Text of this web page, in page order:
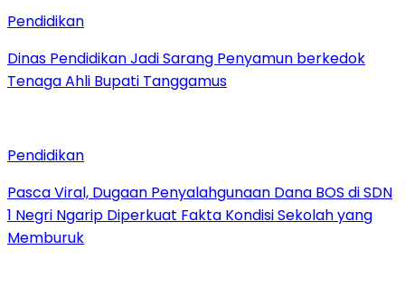
Pendidikan
Dinas Pendidikan Jadi Sarang Penyamun berkedok
Tenaga Ahli Bupati Tanggamus
Pendidikan
Pasca Viral, Dugaan Penyalahgunaan Dana BOS di SDN
1 Negri Ngarip Diperkuat Fakta Kondisi Sekolah yang
Memburuk